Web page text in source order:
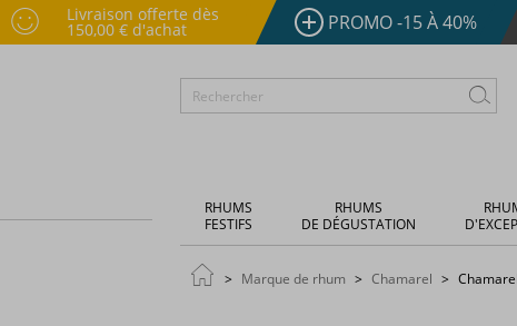
Livraison offerte dès
150,00 € d'achat PROMO -15 À 40%
RHUMS
FESTIFS
RHUMS
DE DÉGUSTATION
Marque de rhum Chamarel